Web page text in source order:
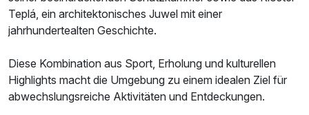
Teplá, ein architektonisches Juwel mit einer
jahrhundertealten Geschichte.
Diese Kombination aus Sport, Erholung und kulturellen
Highlights macht die Umgebung zu einem idealen Ziel für
abwechslungsreiche Aktivitäten und Entdeckungen.